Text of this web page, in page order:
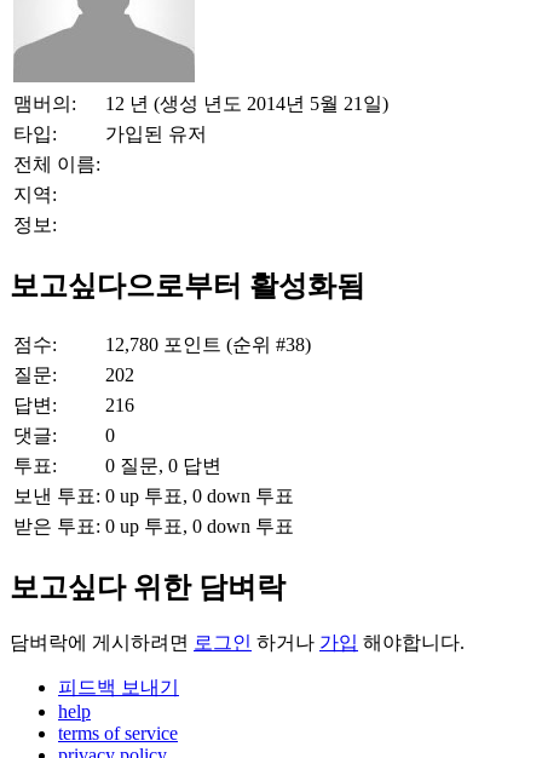
맴버의:
12 년 (생성 년도 2014년 5월 21일)
타입:
가입된 유저
전체 이름:
지역:
정보:
보고싶다으로부터 활성화됨
점수: 12,780 포인트 (순위 #38)
질문:
202
답변:
216
댓글:
0
투표:
0 질문, 0 답변
보낸 투표: 0 up 투표, 0 down 투표
받은 투표: 0 up 투표, 0 down 투표
보고싶다 위한 담벼락
담벼락에 게시하려면 로그인 하거나 가입 해야합니다.
피드백 보내기
help
terms of service